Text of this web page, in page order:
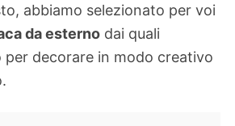
abbiamo selezionato per voi
da esterno dai quali
per decorare in modo creativo